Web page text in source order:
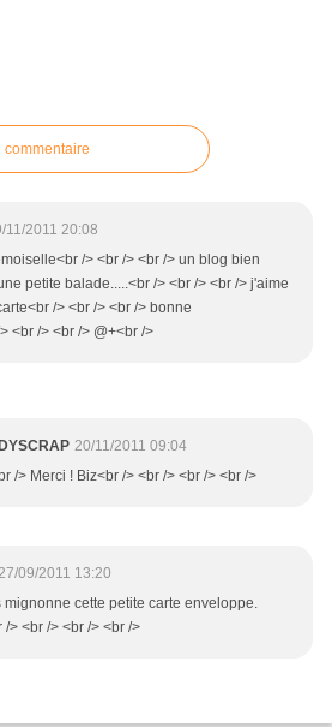
commentaire
11/2011 20:08
/> <br /> <br /> un blog bien
petite balade.....<br /> <br /> <br /> j'aime
/> <br /> <br /> bonne
<br /> <br /> @+<br />
20/11/2011 09:04
/> Merci ! Biz<br /> <br /> <br /> <br />
09/2011 13:20
mignonne cette petite carte enveloppe.
/> <br /> <br /> <br />